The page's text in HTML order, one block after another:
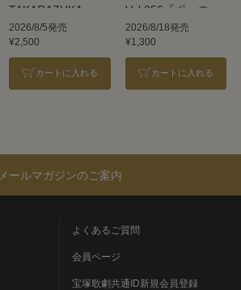
TAKARAZUKA
REVUE 2026
2026/8/5発売
¥2,500
カートに入れる
Vol.256『ポーの一
族』＜雪組＞
2026/8/18発売
¥1,300
カートに入れる
メールマガジンのご案内
よくあるご質問
会員ページ
宝塚歌劇共通ID新規会員登録